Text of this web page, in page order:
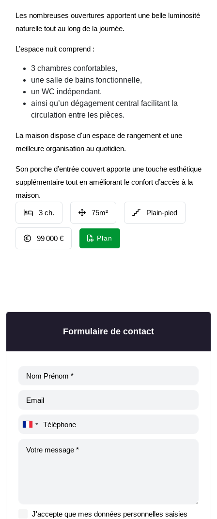
Les nombreuses ouvertures apportent une belle luminosité
naturelle tout au long de la journée.
L’espace nuit comprend :
3 chambres confortables,
une salle de bains fonctionnelle,
un WC indépendant,
ainsi qu’un dégagement central facilitant la
circulation entre les pièces.
La maison dispose d'un espace de rangement et une
meilleure organisation au quotidien.
Son porche d’entrée couvert apporte une touche esthétique
supplémentaire tout en améliorant le confort d’accès à la
maison.
3 ch. 75m² Plain-pied
99 000 € Plan
Formulaire de contact
J'accepte que mes données personnelles saisies